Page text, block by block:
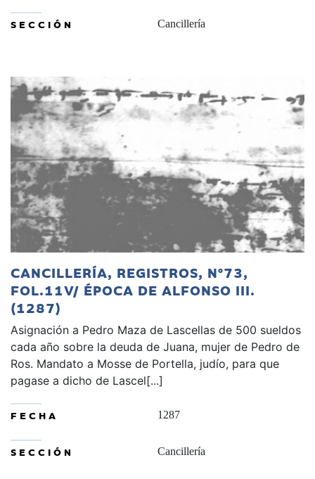
SECCIÓN Cancillería
CANCILLERÍA, REGISTROS, Nº73,
FOL.11V/ ÉPOCA DE ALFONSO III.
(1287)
Asignación a Pedro Maza de Lascellas de 500 sueldos
cada año sobre la deuda de Juana, mujer de Pedro de
Ros. Mandato a Mosse de Portella, judío, para que
pagase a dicho de Lascel[...]
FECHA 1287
SECCIÓN Cancillería